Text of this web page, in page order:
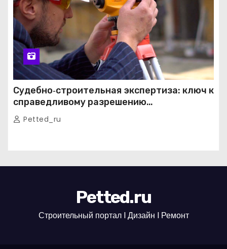
Судебно‑строительная экспертиза: ключ к
справедливому разрешению
строительных споров
Petted_ru
Petted.ru
Строительный портал l Дизайн l Ремонт